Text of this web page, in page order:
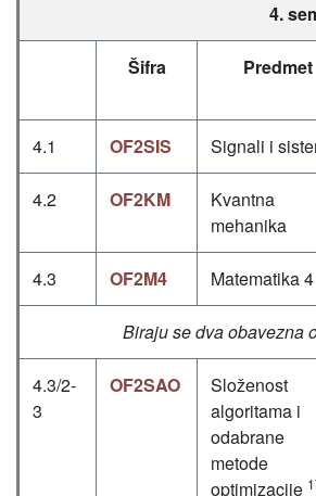
4.
Šifra Predmet
4.1 OF2SIS Signali i
4.2 OF2KM
Kvantna
mehanika
4.3 OF2M4 Matematika 4
Biraju se dva obavezna
4.3/2-
3
OF2SAO
Složenost
algoritama i
odabrane
metode
optimizacije